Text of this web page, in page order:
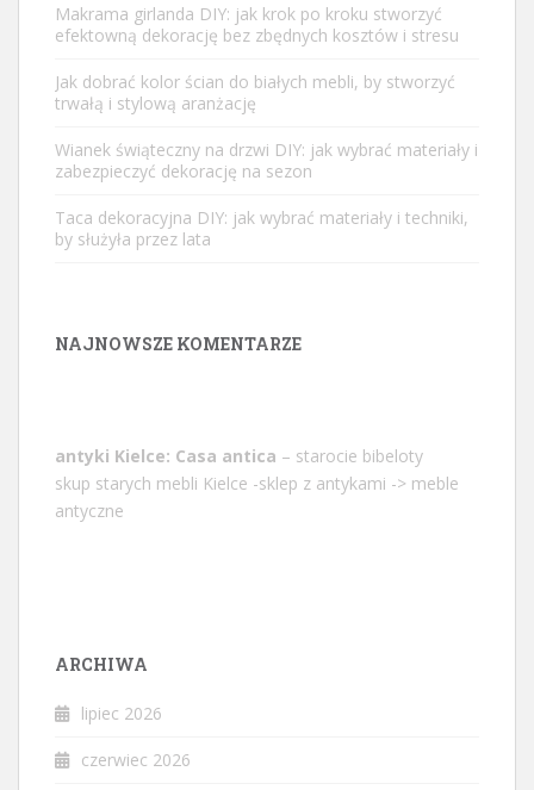
Makrama girlanda DIY: jak krok po kroku stworzyć
efektowną dekorację bez zbędnych kosztów i stresu
Jak dobrać kolor ścian do białych mebli, by stworzyć
trwałą i stylową aranżację
Wianek świąteczny na drzwi DIY: jak wybrać materiały i
zabezpieczyć dekorację na sezon
Taca dekoracyjna DIY: jak wybrać materiały i techniki,
by służyła przez lata
NAJNOWSZE KOMENTARZE
antyki Kielce: Casa antica – starocie bibeloty
skup starych mebli Kielce -sklep z antykami -> meble
antyczne
ARCHIWA
lipiec 2026
czerwiec 2026